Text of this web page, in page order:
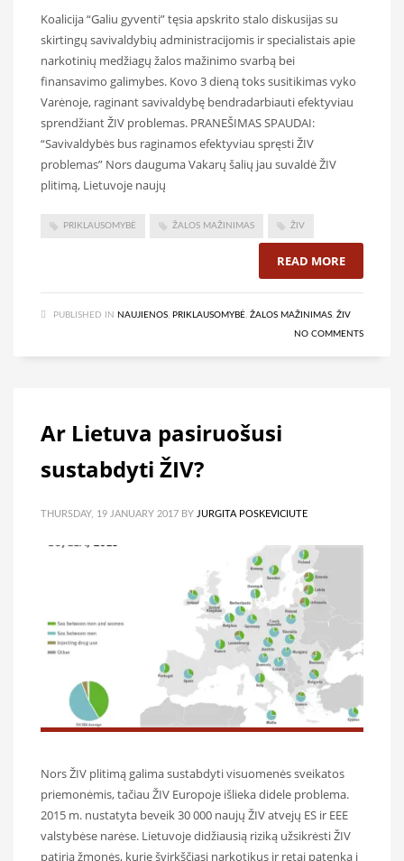
Koalicija “Galiu gyventi” tęsia apskrito stalo diskusijas su
skirtingų savivaldybių administracijomis ir specialistais apie
narkotinių medžiagų žalos mažinimo svarbą bei
finansavimo galimybes. Kovo 3 dieną toks susitikimas vyko
Varėnoje, raginant savivaldybę bendradarbiauti efektyviau
sprendžiant ŽIV problemas. PRANEŠIMAS SPAUDAI:
“Savivaldybės bus raginamos efektyviau spręsti ŽIV
problemas” Nors dauguma Vakarų šalių jau suvaldė ŽIV
plitimą, Lietuvoje naujų
PRIKLAUSOMYBĖ ŽALOS MAŽINIMAS ŽIV
READ MORE
PUBLISHED IN NAUJIENOS PRIKLAUSOMYBĖ ŽALOS MAŽINIMAS ŽIV
NO COMMENTS
Ar Lietuva pasiruošusi
sustabdyti ŽIV?
THURSDAY, 19 JANUARY 2017 BY JURGITA POSKEVICIUTE
Nors ŽIV plitimą galima sustabdyti visuomenės sveikatos
priemonėmis, tačiau ŽIV Europoje išlieka didele problema.
2015 m. nustatyta beveik 30 000 naujų ŽIV atvejų ES ir EEE
valstybėse narėse. Lietuvoje didžiausią riziką užsikrėsti ŽIV
patiria žmonės, kurie švirkščiasi narkotikus ir retai patenka į